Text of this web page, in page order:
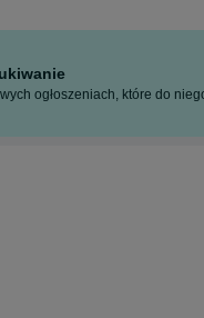
ogłoszeniach, które do